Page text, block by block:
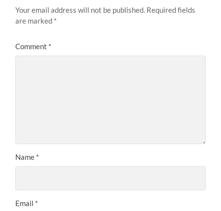
Your email address will not be published. Required fields
are marked *
Comment *
Name *
Email *